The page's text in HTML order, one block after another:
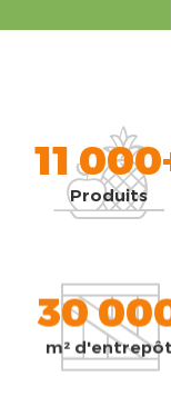
11
Produits
30
m² d'entrepôt